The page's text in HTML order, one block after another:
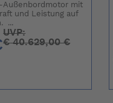
mit
und Leistung auf
...
UVP:
€40.629,00 €